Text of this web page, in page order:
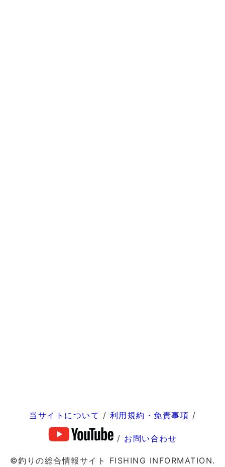
当サイトについて / 利用規約・免責事項 /
/ お問い合わせ
©釣りの総合情報サイト FISHING INFORMATION.